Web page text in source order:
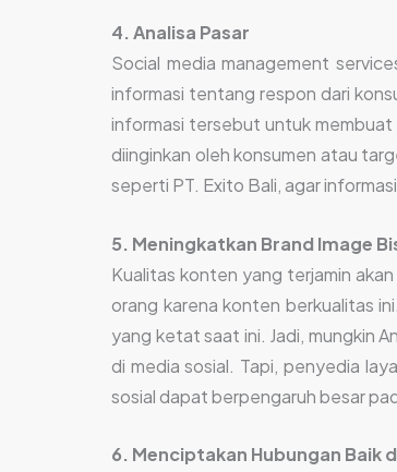
4. Analisa Pasar
Social media management
informasi tentang respon dari
informasi tersebut untuk membuat
diinginkan oleh konsumen atau
seperti PT. Exito Bali, agar
5. Meningkatkan Brand Image
Kualitas konten yang terjamin
orang karena konten berkualitas
yang ketat saat ini. Jadi, mungkin
di media sosial. Tapi, penyedia
sosial dapat berpengaruh besar
6. Menciptakan Hubungan Baik